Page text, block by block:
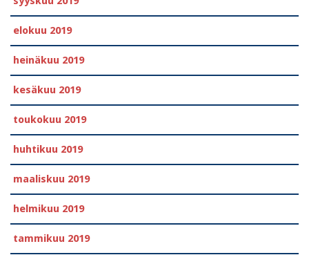
elokuu 2019
heinäkuu 2019
kesäkuu 2019
toukokuu 2019
huhtikuu 2019
maaliskuu 2019
helmikuu 2019
tammikuu 2019